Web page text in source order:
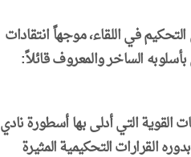
في اللقاء، موجهاً انتقادات
الساخر والمعروف قائلاً:
التي أدلى بها أسطورة نادي
القرارات التحكيمية المثيرة